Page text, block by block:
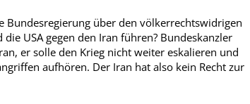
Bundesregierung über den völkerrechtswidrigen
die USA gegen den Iran führen? Bundeskanzler
er solle den Krieg nicht weiter eskalieren und
aufhören. Der Iran hat also kein Recht zur